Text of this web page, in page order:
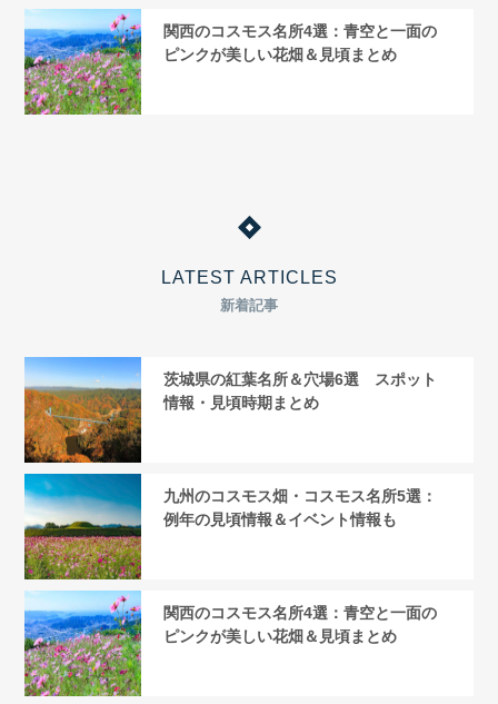
関西のコスモス名所4選：青空と一面の
ピンクが美しい花畑＆見頃まとめ
LATEST ARTICLES
新着記事
茨城県の紅葉名所＆穴場6選 スポット
情報・見頃時期まとめ
九州のコスモス畑・コスモス名所5選：
例年の見頃情報＆イベント情報も
関西のコスモス名所4選：青空と一面の
ピンクが美しい花畑＆見頃まとめ